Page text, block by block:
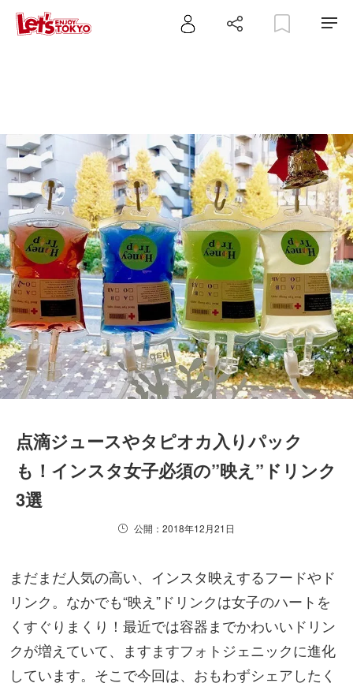
点滴ジュースやタピオカ入りパック
も！インスタ女子必須の”映え”ドリンク
3選
公開：2018年12月21日
まだまだ人気の高い、インスタ映えするフードやド
リンク。なかでも“映え”ドリンクは女子のハートを
くすぐりまくり！最近では容器までかわいいドリン
クが増えていて、ますますフォトジェニックに進化
しています。そこで今回は、おもわずシェアしたく